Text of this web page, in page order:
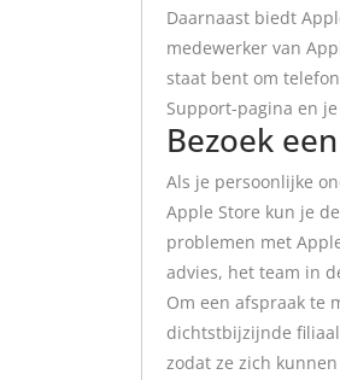
Daarnaast biedt
medewerker van
staat bent om
Support-pagina en
Bezoek
Als je persoonlijke
Apple Store kun je
problemen met
advies, het team in
Om een afspraak te
dichtstbijzijnde
zodat ze zich